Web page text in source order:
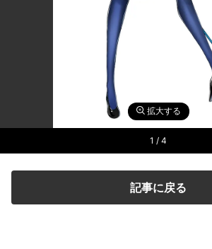
拡大する
1 / 4
記事に戻る